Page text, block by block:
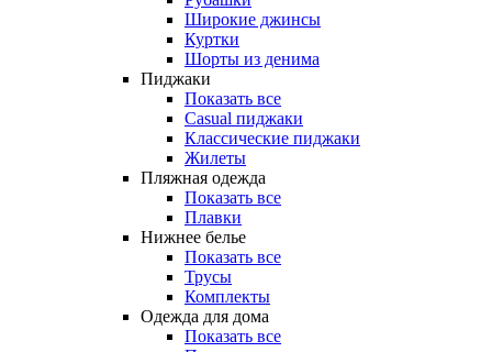
Широкие джинсы
Куртки
Шорты из денима
Пиджаки
Показать все
Casual пиджаки
Классические пиджаки
Жилеты
Пляжная одежда
Показать все
Плавки
Нижнее белье
Показать все
Трусы
Комплекты
Одежда для дома
Показать все